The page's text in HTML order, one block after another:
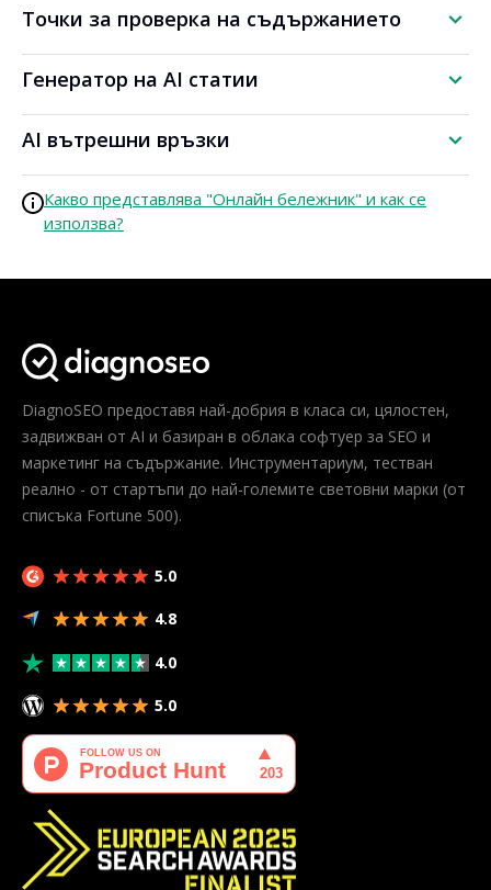
Точки за проверка на съдържанието
Генератор на AI статии
AI вътрешни връзки
Какво представлява "Онлайн бележник" и как се
използва?
DiagnoSEO предоставя най-добрия в класа си, цялостен,
задвижван от AI и базиран в облака софтуер за SEO и
маркетинг на съдържание. Инструментариум, тестван
реално - от стартъпи до най-големите световни марки (от
списъка Fortune 500).
5.0
4.8
4.0
5.0